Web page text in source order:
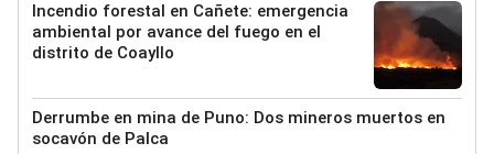
Incendio forestal en Cañete: emergencia
ambiental por avance del fuego en el
distrito de Coayllo
Derrumbe en mina de Puno: Dos mineros muertos en
socavón de Palca